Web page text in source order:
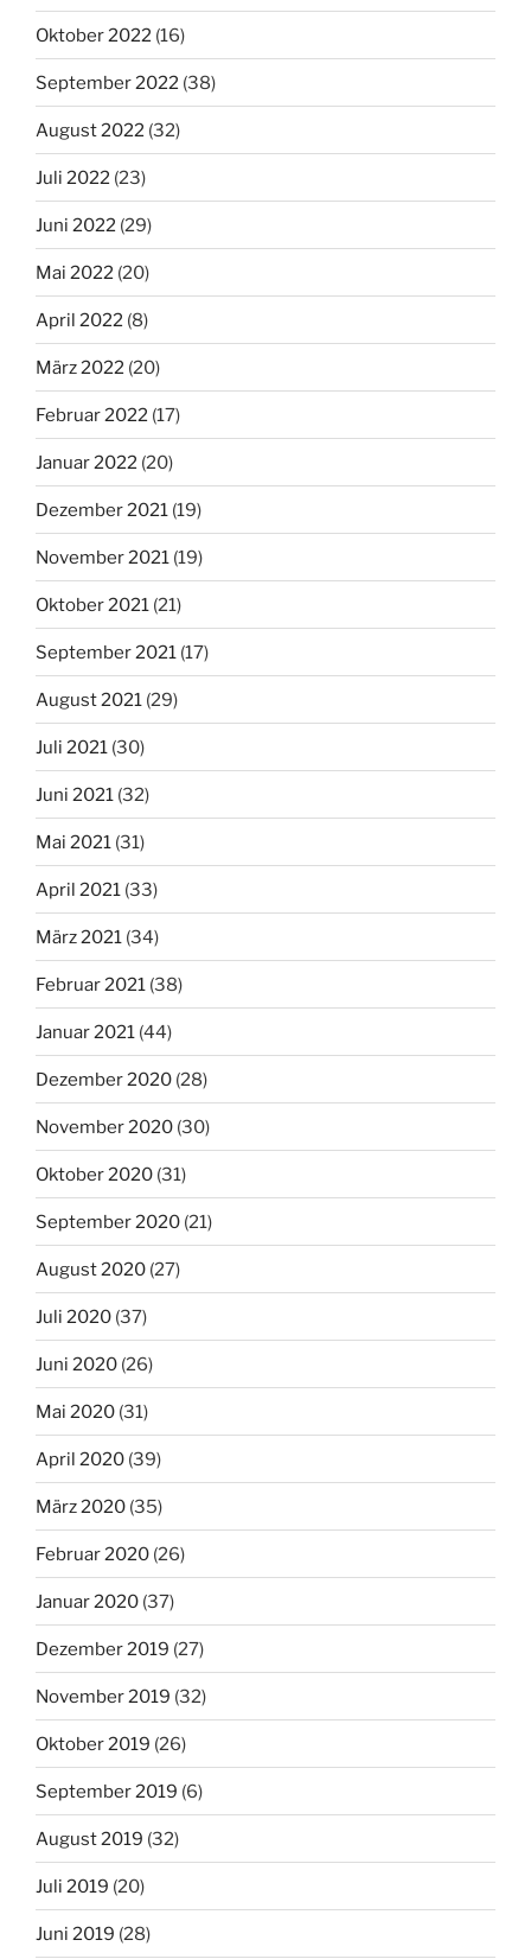
Oktober 2022 (16)
September 2022 (38)
August 2022 (32)
Juli 2022 (23)
Juni 2022 (29)
Mai 2022 (20)
April 2022 (8)
März 2022 (20)
Februar 2022 (17)
Januar 2022 (20)
Dezember 2021 (19)
November 2021 (19)
Oktober 2021 (21)
September 2021 (17)
August 2021 (29)
Juli 2021 (30)
Juni 2021 (32)
Mai 2021 (31)
April 2021 (33)
März 2021 (34)
Februar 2021 (38)
Januar 2021 (44)
Dezember 2020 (28)
November 2020 (30)
Oktober 2020 (31)
September 2020 (21)
August 2020 (27)
Juli 2020 (37)
Juni 2020 (26)
Mai 2020 (31)
April 2020 (39)
März 2020 (35)
Februar 2020 (26)
Januar 2020 (37)
Dezember 2019 (27)
November 2019 (32)
Oktober 2019 (26)
September 2019 (6)
August 2019 (32)
Juli 2019 (20)
Juni 2019 (28)